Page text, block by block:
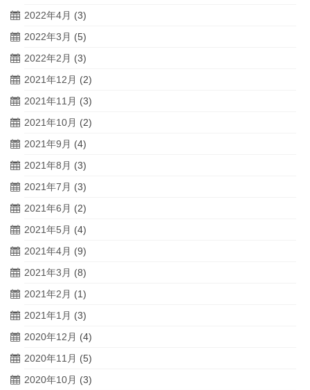
2022年4月 (3)
2022年3月 (5)
2022年2月 (3)
2021年12月 (2)
2021年11月 (3)
2021年10月 (2)
2021年9月 (4)
2021年8月 (3)
2021年7月 (3)
2021年6月 (2)
2021年5月 (4)
2021年4月 (9)
2021年3月 (8)
2021年2月 (1)
2021年1月 (3)
2020年12月 (4)
2020年11月 (5)
2020年10月 (3)